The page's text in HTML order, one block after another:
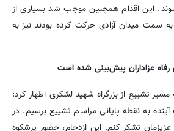
این اقدام همچنین موجب شد بسیاری از
سمت میدان آزادی حرکت کرده بودند نیز به
عزاداران پیش‌بینی شده است
مسیر تشییع از بزرگراه شهید لشکری اظهار کرد:
به نقطه پایانی مراسم تشییع برسیم. در
عزیزمان تشکر کنم. این ازدحام، حضور پرشکوه